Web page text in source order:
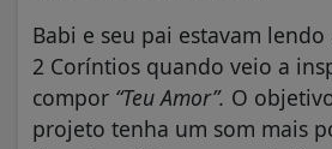
Babi e seu pai estavam
2 Coríntios quando veio a
compor “Teu Amor”. O
projeto tenha um som mais